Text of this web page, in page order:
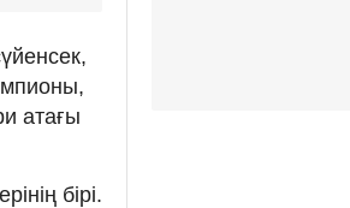
атағы
бірі.